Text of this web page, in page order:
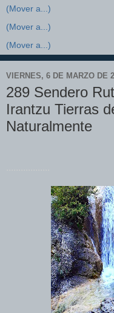
VIERNES, 6 DE MARZO DE
289 Sendero
Irantzu Tierras
Naturalmente